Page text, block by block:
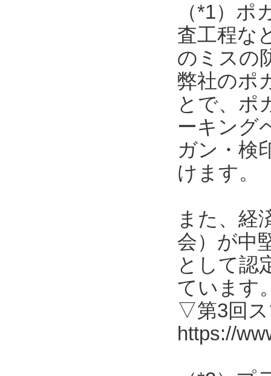
（*1）
査工程な
のミスの
弊社のポ
とで、ポ
ーキング
ガン・検
けます。
また、経
会）が中
として認
ています
▽第3回ス
https://